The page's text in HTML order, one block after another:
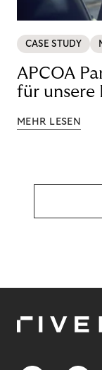
CASE STUDY
APCOA
für unsere
MEHR LESEN